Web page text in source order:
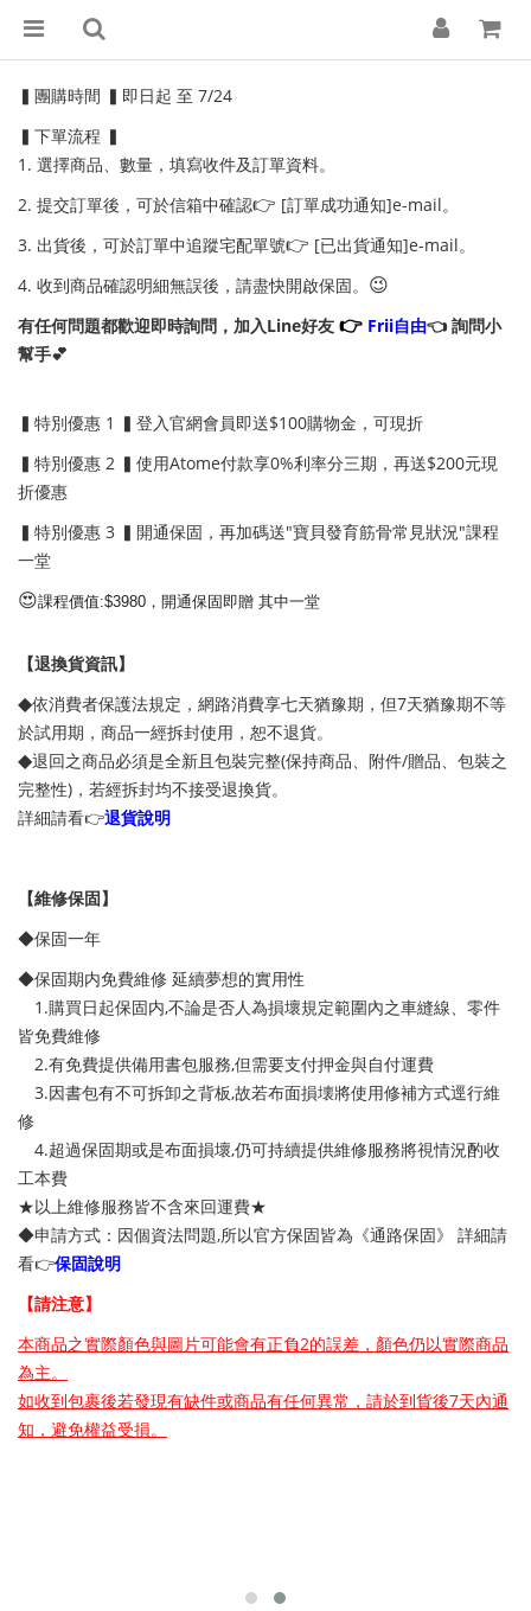
▍團購時間 ▍即日起 至 7/24
▍下單流程 ▍
1. 選擇商品、數量，填寫收件及訂單資料。
2. 提交訂單後，可於信箱中確認👉 [訂單成功通知]e-mail。
3. 出貨後，可於訂單中追蹤宅配單號👉 [已出貨通知]e-mail。
4. 收到商品確認明細無誤後，請盡快開啟保固。 😉
有任何問題都歡迎即時詢問，加入Line好友 👉 Frii自由👈 詢問小
幫手💕
▍特別優惠 1 ▍登入官網會員即送$100購物金，可現折
▍特別優惠 2 ▍使用Atome付款享0%利率分三期，再送$200元現
折優惠
▍特別優惠 3 ▍開通保固，再加碼送"寶貝發育筋骨常見狀況"課程
一堂
😍課程價值:$3980，開通保固即贈 其中一堂
【退換貨資訊】
◆依消費者保護法規定，網路消費享七天猶豫期，但7天猶豫期不等
於試用期，商品一經拆封使用，恕不退貨。
◆退回之商品必須是全新且包裝完整(保持商品、附件/贈品、包裝之
完整性)，若經拆封均不接受退換貨。
詳細請看👉退貨說明
【維修保固】
◆保固一年
◆保固期内免費維修 延續夢想的實用性
1.購買日起保固内,不論是否人為損壞規定範圍內之車縫線、零件
皆免費維修
2.有免費提供備用書包服務,但需要支付押金與自付運費
3.因書包有不可拆卸之背板,故若布面損壊將使用修補方式逕行維
修
4.超過保固期或是布面損壞,仍可持續提供維修服務將視情況酌收
工本費
★以上維修服務皆不含來回運費★
◆申請方式：因個資法問題,所以官方保固皆為《通路保固》 詳細請
看👉保固說明
【請注意】
本商品之實際顏色與圖片可能會有正負2的誤差，顏色仍以實際商品
為主。
如收到包裹後若發現有缺件或商品有任何異常，請於到貨後7天內通
知，避免權益受損。